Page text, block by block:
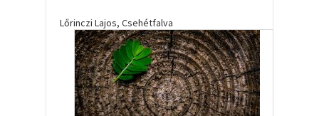
Lőrinczi Lajos, Csehétfalva